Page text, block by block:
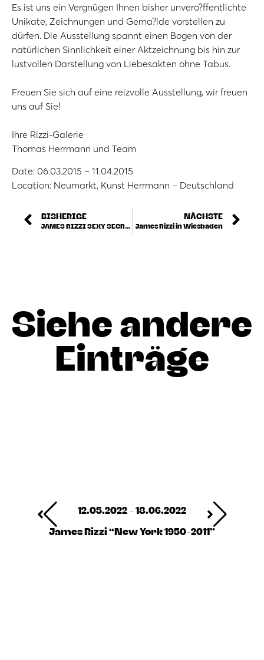
Es ist uns ein Vergnügen Ihnen bisher unvero?ffentlichte
Unikate, Zeichnungen und Gema?lde vorstellen zu
dürfen. Die Ausstellung spannt einen Bogen von der
natürlichen Sinnlichkeit einer Aktzeichnung bis hin zur
lustvollen Darstellung von Liebesakten ohne Tabus.
Freuen Sie sich auf eine reizvolle Ausstellung, wir freuen
uns auf Sie!
Ihre Rizzi-Galerie
Thomas Herrmann und Team
Date: 06.03.2015 – 11.04.2015
Location: Neumarkt, Kunst Herrmann – Deutschland
BISHERIGE
JAMES RIZZI SEXY SECRETS
NÄCHSTE
James Rizzi in Wiesbaden
Siehe andere
Einträge
12.05.2022 - 18.06.2022
James Rizzi “New York 1950-2011”